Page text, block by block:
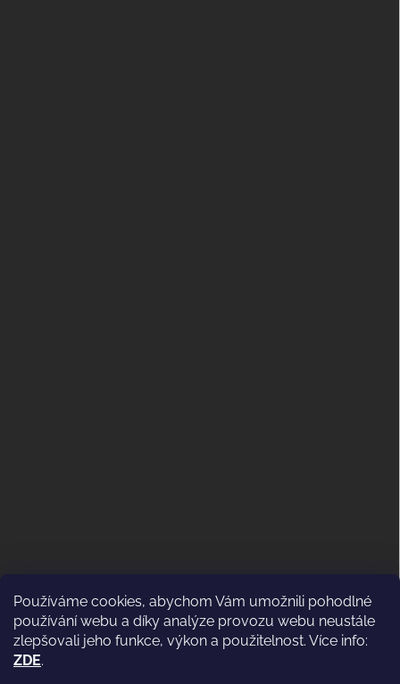
Používáme cookies, abychom Vám umožnili pohodlné
používání webu a díky analýze provozu webu neustále
zlepšovali jeho funkce, výkon a použitelnost. Více info:
ZDE.
ODSTOUPENÍ OD KUPNÍ SMLOUVY
(VRÁCENÍ)